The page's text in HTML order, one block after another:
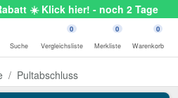
☀️ Klick hier! - noch 2 Tage
Suche
0
Vergleichsliste
0
Merkliste
0
Warenkorb
Pultabschluss